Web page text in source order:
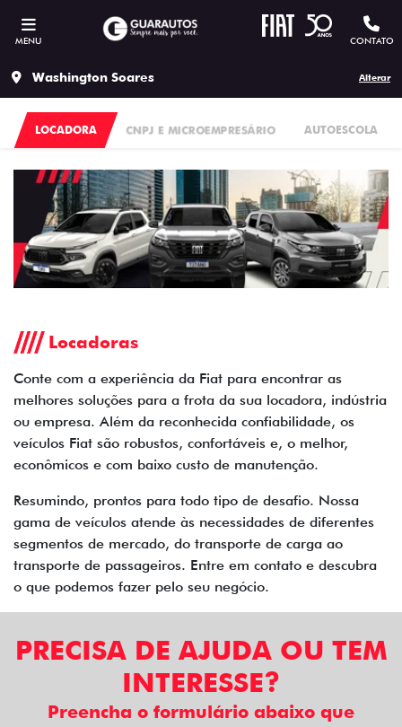
MENU CONTATO
Washington Soares Alterar
CNPJ E MICROEMPRESÁRIO AUTOESCOLA
LOCADORA
Locadoras
Conte com a experiência da Fiat para encontrar as
melhores soluções para a frota da sua locadora, indústria
ou empresa. Além da reconhecida confiabilidade, os
veículos Fiat são robustos, confortáveis e, o melhor,
econômicos e com baixo custo de manutenção.
Resumindo, prontos para todo tipo de desafio. Nossa
gama de veículos atende às necessidades de diferentes
segmentos de mercado, do transporte de carga ao
transporte de passageiros. Entre em contato e descubra
o que podemos fazer pelo seu negócio.
PRECISA DE AJUDA OU TEM
INTERESSE?
Preencha o formulário abaixo que